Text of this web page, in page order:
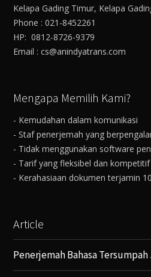
Kelapa Gading Timur, Kelapa
Phone : 021-8452261
HP: 0812-8726-9379
Email : cs@anindyatrans.com
Mengapa Memilih Kami?
- Kemudahan dalam komunikasi
- Staf penerjemah yang
- Tidak menggunakan software
- Tarif yang fleksibel dan kompetitif
- Kerahasiaan dokumen terjamin
Article
Penerjemah Bahasa